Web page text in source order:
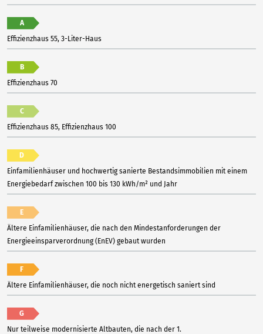
A
Effizienzhaus 55, 3-Liter-Haus
B
Effizienzhaus 70
C
Effizienzhaus 85, Effizienzhaus 100
D
Einfamilienhäuser und hochwertig sanierte Bestandsimmobilien mit einem
Energiebedarf zwischen 100 bis 130 kWh/m² und Jahr
E
Ältere Einfamilienhäuser, die nach den Mindestanforderungen der
Energieeinsparverordnung (EnEV) gebaut wurden
F
Ältere Einfamilienhäuser, die noch nicht energetisch saniert sind
G
Nur teilweise modernisierte Altbauten, die nach der 1.